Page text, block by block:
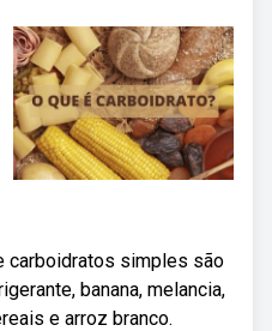
carboidratos simples são
banana, melancia,
e arroz branco.